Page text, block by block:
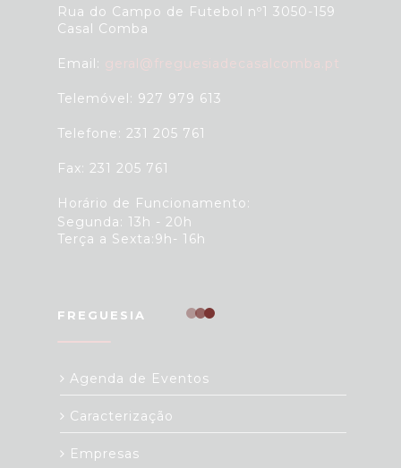
Rua do Campo de Futebol nº1 3050-159
Casal Comba
Email: geral@freguesiadecasalcomba.pt
Telemóvel: 927 979 613
Telefone: 231 205 761
Fax: 231 205 761
Horário de Funcionamento:
Segunda: 13h - 20h
Terça a Sexta:9h- 16h
FREGUESIA
Agenda de Eventos
Caracterização
Empresas